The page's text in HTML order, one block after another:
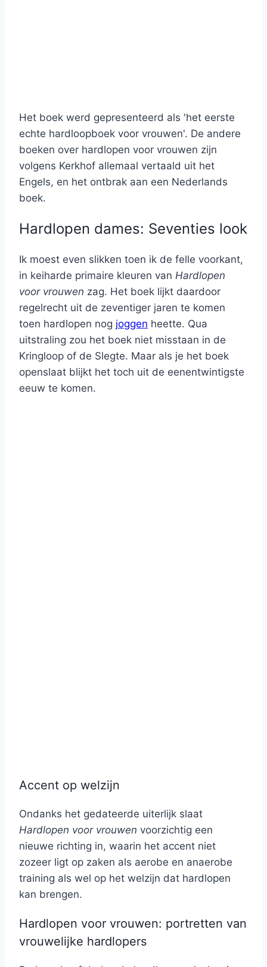
Het boek werd gepresenteerd als 'het eerste
echte hardloopboek voor vrouwen'. De andere
boeken over hardlopen voor vrouwen zijn
volgens Kerkhof allemaal vertaald uit het
Engels, en het ontbrak aan een Nederlands
boek.
Hardlopen dames: Seventies look
Ik moest even slikken toen ik de felle voorkant,
in keiharde primaire kleuren van Hardlopen
voor vrouwen zag. Het boek lijkt daardoor
regelrecht uit de zeventiger jaren te komen
toen hardlopen nog joggen heette. Qua
uitstraling zou het boek niet misstaan in de
Kringloop of de Slegte. Maar als je het boek
openslaat blijkt het toch uit de eenentwintigste
eeuw te komen.
Accent op welzijn
Ondanks het gedateerde uiterlijk slaat
Hardlopen voor vrouwen voorzichtig een
nieuwe richting in, waarin het accent niet
zozeer ligt op zaken als aerobe en anaerobe
training als wel op het welzijn dat hardlopen
kan brengen.
Hardlopen voor vrouwen: portretten van
vrouwelijke hardlopers